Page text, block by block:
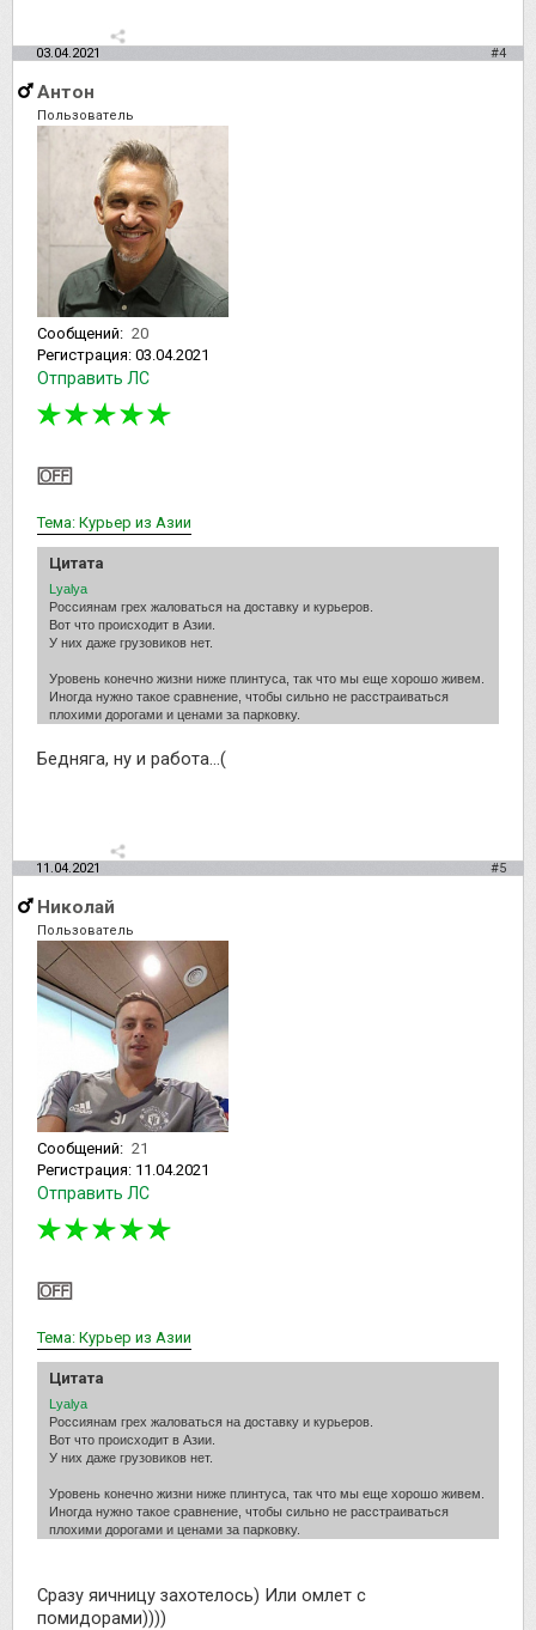
03.04.2021 #4
Антон
Пользователь
Сообщений: 20
Регистрация: 03.04.2021
Отправить ЛС
Тема: Курьер из Азии
Цитата
Lyalya
Россиянам грех жаловаться на доставку и курьеров.
Вот что происходит в Азии.
У них даже грузовиков нет.
Уровень конечно жизни ниже плинтуса, так что мы еще хорошо живем.
Иногда нужно такое сравнение, чтобы сильно не расстраиваться
плохими дорогами и ценами за парковку.
Бедняга, ну и работа...(
11.04.2021 #5
Николай
Пользователь
Сообщений: 21
Регистрация: 11.04.2021
Отправить ЛС
Тема: Курьер из Азии
Цитата
Lyalya
Россиянам грех жаловаться на доставку и курьеров.
Вот что происходит в Азии.
У них даже грузовиков нет.
Уровень конечно жизни ниже плинтуса, так что мы еще хорошо живем.
Иногда нужно такое сравнение, чтобы сильно не расстраиваться
плохими дорогами и ценами за парковку.
Сразу яичницу захотелось) Или омлет с
помидорами))))